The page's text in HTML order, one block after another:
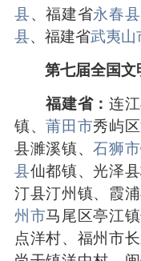
县、福建省永春县
县、福建省武夷山
第七届全国
福建省： 连
镇、莆田市秀屿
县濉溪镇、石狮市
县仙都镇、光泽
汀县汀州镇、霞
州市马尾区亭江
点洋村、福州市